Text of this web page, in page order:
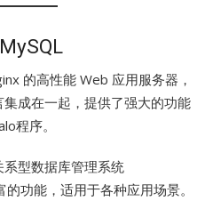
的高性能 Web 应用服务器，
成在一起，提供了强大的功能
程序。
型数据库管理系统
的功能，适用于各种应用场景。